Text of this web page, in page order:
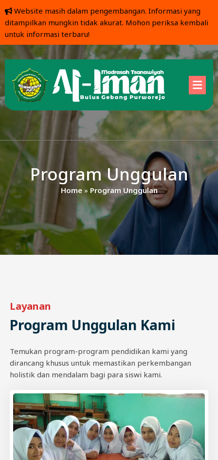
Website masih dalam pengembangan. Informasi yang
ditampilkan mungkin tidak akurat. Mohon periksa kembali
untuk informasi terbaru!
Program Unggulan
Home» Program Unggulan
Layanan
Program Unggulan Kami
Temukan program-program pendidikan kami yang
dirancang khusus untuk memastikan perkembangan
holistik dan mendalam bagi para siswi kami.